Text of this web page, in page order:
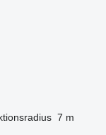
7 m